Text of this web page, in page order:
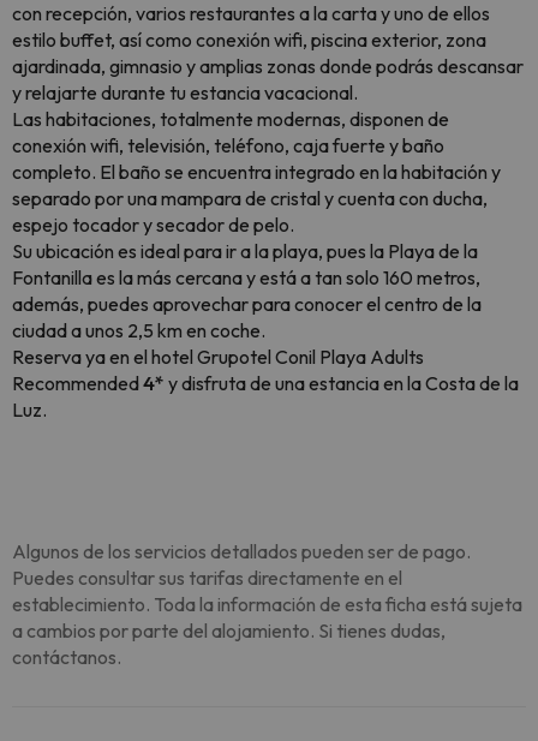
con recepción, varios restaurantes a la carta y uno de ellos
estilo buffet, así como conexión wifi, piscina exterior, zona
ajardinada, gimnasio y amplias zonas donde podrás descansar
y relajarte durante tu estancia vacacional.
Las habitaciones, totalmente modernas, disponen de
conexión wifi, televisión, teléfono, caja fuerte y baño
completo. El baño se encuentra integrado en la habitación y
separado por una mampara de cristal y cuenta con ducha,
espejo tocador y secador de pelo.
Su ubicación es ideal para ir a la playa, pues la Playa de la
Fontanilla es la más cercana y está a tan solo 160 metros,
además, puedes aprovechar para conocer el centro de la
ciudad a unos 2,5 km en coche.
Reserva ya en el hotel Grupotel Conil Playa Adults
Recommended4* y disfruta de una estancia en la Costa de la
Luz.
Algunos de los servicios detallados pueden ser de pago.
Puedes consultar sus tarifas directamente en el
establecimiento. Toda la información de esta ficha está sujeta
a cambios por parte del alojamiento. Si tienes dudas,
contáctanos.